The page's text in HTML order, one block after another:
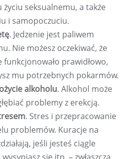
życiu seksualnemu, a także
i samopoczuciu.
. Jedzenie jest paliwem
Nie możesz oczekiwać, że
funkcjonowało prawidłowo,
mu potrzebnych pokarmów.
alkoholu. Alkohol może
problemy z erekcją.
. Stres i przepracowanie
problemów. Kuracje na
jeśli jesteś ciągle